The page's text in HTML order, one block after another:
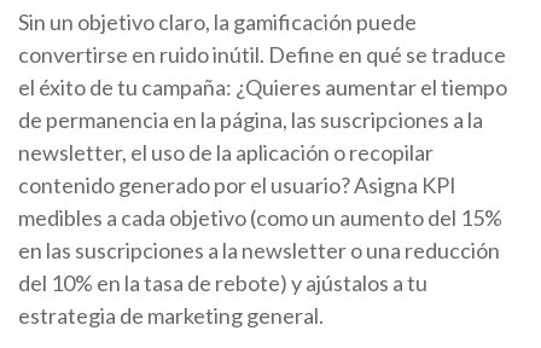
Sin un objetivo claro, la gamificación puede
convertirse en ruido inútil. Define en qué se traduce
el éxito de tu campaña: ¿Quieres aumentar el tiempo
de permanencia en la página, las suscripciones a la
newsletter, el uso de la aplicación o recopilar
contenido generado por el usuario? Asigna KPI
medibles a cada objetivo (como un aumento del 15%
en las suscripciones a la newsletter o una reducción
del 10% en la tasa de rebote) y ajústalos a tu
estrategia de marketing general.